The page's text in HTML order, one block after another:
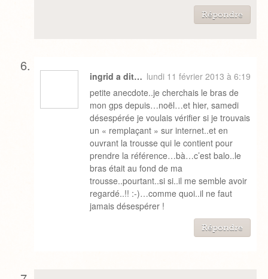
Répondre
ingrid a dit… lundi 11 février 2013 à 6:19
petite anecdote..je cherchais le bras de
mon gps depuis…noël…et hier, samedi
désespérée je voulais vérifier si je trouvais
un « remplaçant » sur internet..et en
ouvrant la trousse qui le contient pour
prendre la référence…bà…c’est balo..le
bras était au fond de ma
trousse..pourtant..si si..il me semble avoir
regardé..!! :-)…comme quoi..il ne faut
jamais désespérer !
Répondre